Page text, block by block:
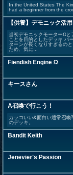
In the United States The
had a beginner from the
【供養】デモニック活用
当初デモニックモーターΩ
ことを目的としたデッキ パ
ターンが長くなりすぎるの
ため、気に...
Fiendish Engine Ω
キースさん
A召喚で行こう！
カッコいい&面白い通常召
のデッキ。
Bandit Keith
Jenevier's Passion